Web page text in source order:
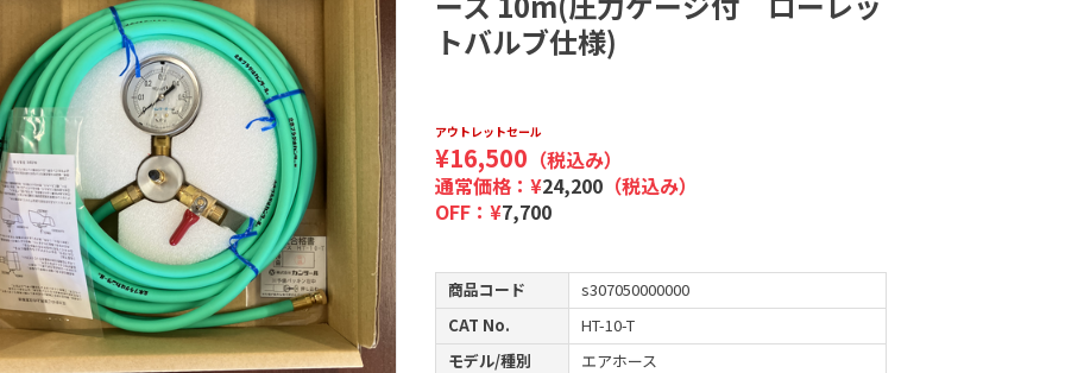
トバルブ仕様)
アウトレットセール
¥16,500 （税込み）
通常価格：¥24,200 （税込み）
OFF：¥7,700
商品コード
s307050000000
CAT No.
HT-10-T
モデル/種別
エアホース